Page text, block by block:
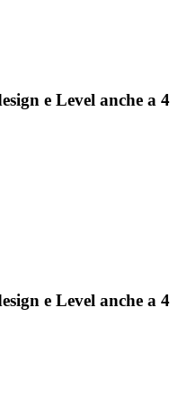
e Level anche a 4
e Level anche a 4